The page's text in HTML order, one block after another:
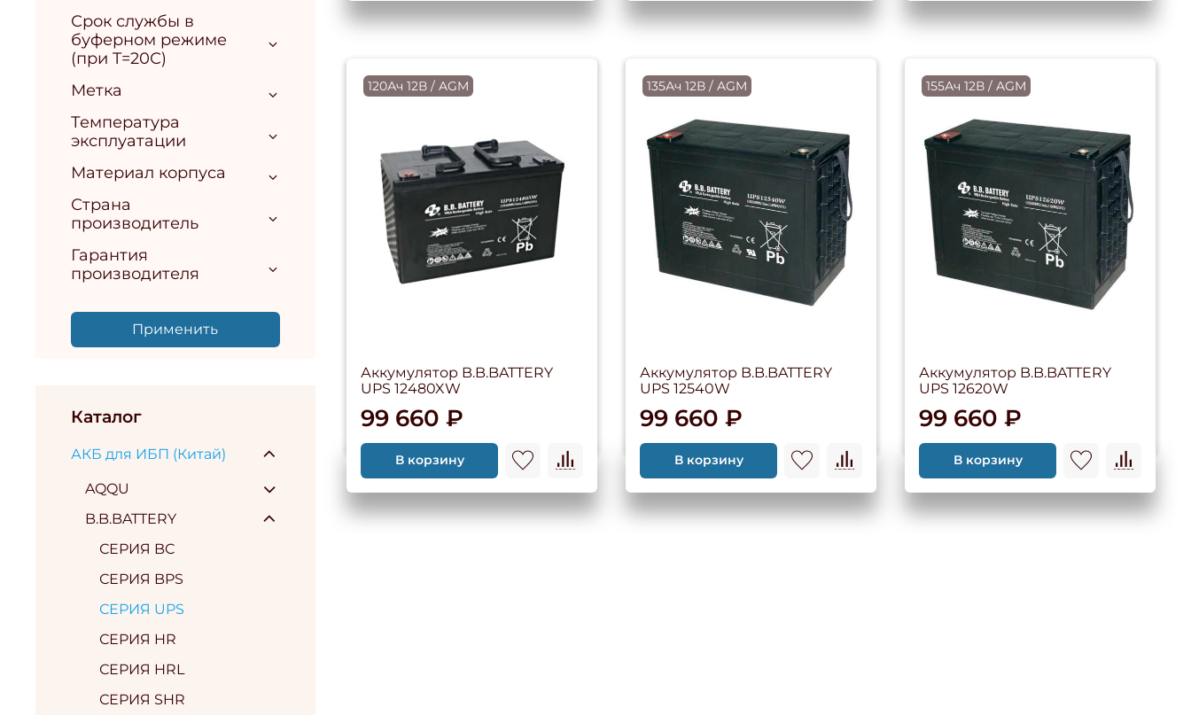
120Ач 12В / AGM
Аккумулятор B.B.BATTERY
UPS 12480XW
99 660 ₽
В корзину
135Ач 12В / AGM
Аккумулятор B.B.BATTERY
UPS 12540W
99 660 ₽
В корзину
155Ач 12В / AGM
Аккумулятор B.B.BATTERY
UPS 12620W
99 660 ₽
В корзину
Срок службы в
буферном режиме
(при T=20С)
Метка
Температура
эксплуатации
Материал корпуса
Страна
производитель
Гарантия
производителя
Применить
Каталог
АКБ для ИБП (Китай)
AQQU
B.B.BATTERY
СЕРИЯ BC
СЕРИЯ BPS
СЕРИЯ UPS
СЕРИЯ HR
СЕРИЯ HRL
СЕРИЯ SHR